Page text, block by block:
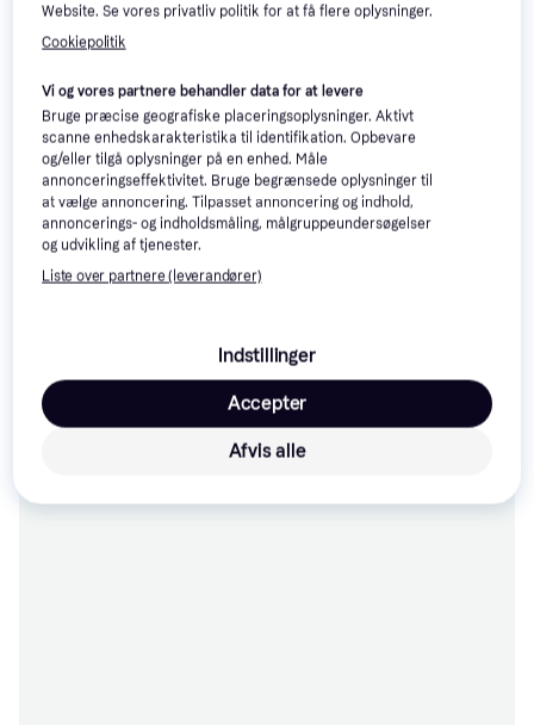
39 kr.
6 butikker
100 kr.
9+ butikker
Website. Se vores privatliv politik for at få flere oplysninger.
Cookiepolitik
Vi og vores partnere behandler data for at levere
Bruge præcise geografiske placeringsoplysninger. Aktivt
scanne enhedskarakteristika til identifikation. Opbevare
og/eller tilgå oplysninger på en enhed. Måle
annonceringseffektivitet. Bruge begrænsede oplysninger til
at vælge annoncering. Tilpasset annoncering og indhold,
annoncerings- og indholdsmåling, målgruppeundersøgelser
og udvikling af tjenester.
Liste over partnere (leverandører)
Indstillinger
Afvis alle
Accepter